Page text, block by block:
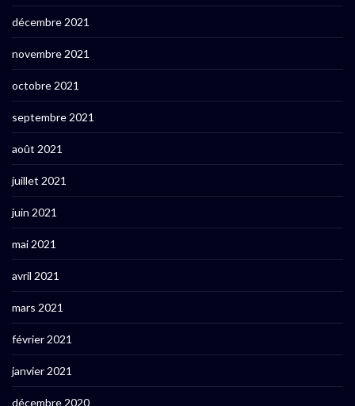
décembre 2021
novembre 2021
octobre 2021
septembre 2021
août 2021
juillet 2021
juin 2021
mai 2021
avril 2021
mars 2021
février 2021
janvier 2021
décembre 2020